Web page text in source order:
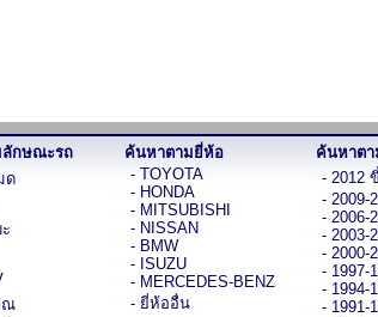
กษณะรถ
ด
ณ
ค้นหาตามยี่ห้อ
- TOYOTA
- HONDA
- MITSUBISHI
- NISSAN
- BMW
- ISUZU
- MERCEDES-BENZ
- ยี่ห้ออื่น
ค้นหาตา
- 2012
- 2009-
- 2006-
- 2003-
- 2000-
- 1997-
- 1994-
- 1991-